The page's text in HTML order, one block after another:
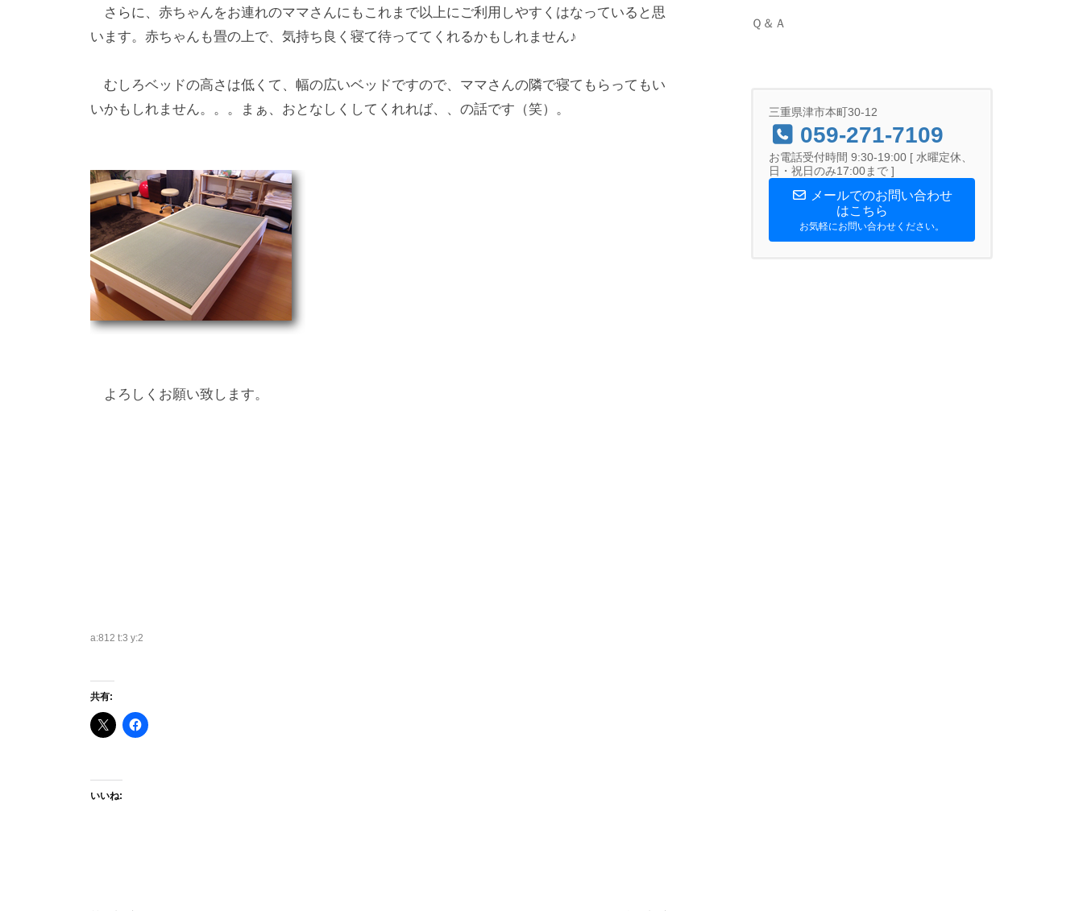
さらに、赤ちゃんをお連れのママさんにもこれまで以上にご利用しやすくはなっていると思
います。赤ちゃんも畳の上で、気持ち良く寝て待っててくれるかもしれません♪
むしろベッドの高さは低くて、幅の広いベッドですので、ママさんの隣で寝てもらってもい
いかもしれません。。。まぁ、おとなしくしてくれれば、、の話です（笑）。
よろしくお願い致します。
a:812 t:3 y:2
共有:
いいね:
Ｑ＆Ａ
三重県津市本町30-12
059-271-7109
お電話受付時間 9:30-19:00 [ 水曜定休、
日・祝日のみ17:00まで ]
メールでのお問い合わせ
はこちら
お気軽にお問い合わせください。